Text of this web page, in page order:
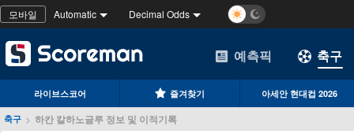
모바일 Automatic Decimal Odds
예측픽 축구
라이브스코어 즐겨찾기 아세안 현대컵 2026
축구 > 하칸 칼하노글루 정보 및 이적기록